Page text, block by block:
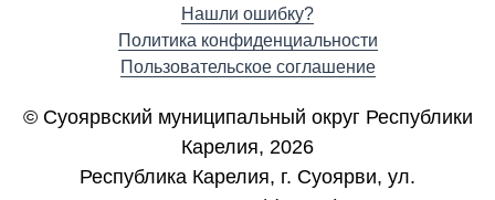
Нашли ошибку?
Политика конфиденциальности
Пользовательское соглашение
© Суоярвский муниципальный округ Республики
Карелия, 2026
Республика Карелия, г. Cуоярви, ул.